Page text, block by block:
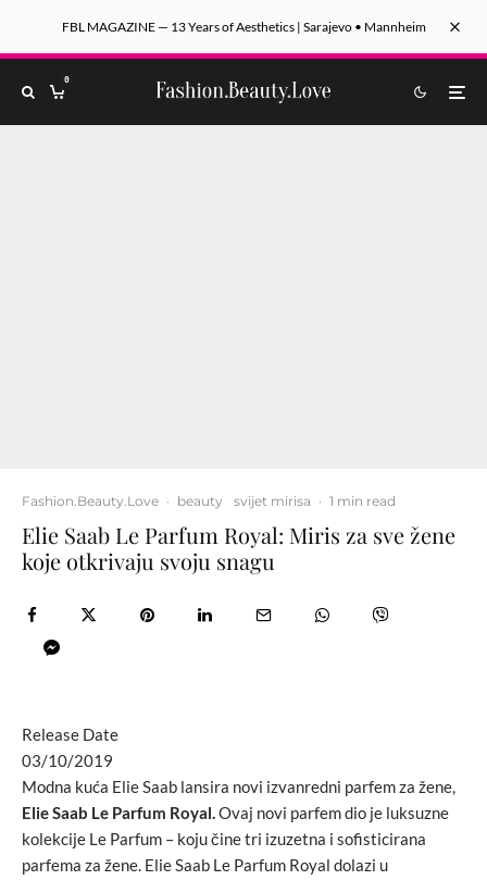
FBL MAGAZINE — 13 Years of Aesthetics | Sarajevo • Mannheim
0
Fashion.Beauty.Love · beauty svijet mirisa · 1 min read
Elie Saab Le Parfum Royal: Miris za sve žene
koje otkrivaju svoju snagu
Release Date
03/10/2019
Modna kuća Elie Saab lansira novi izvanredni parfem za žene,
Elie Saab Le Parfum Royal.Ovaj novi parfem dio je luksuzne
kolekcije Le Parfum – koju čine tri izuzetna i sofisticirana
parfema za žene. Elie Saab Le Parfum Royal dolazi u